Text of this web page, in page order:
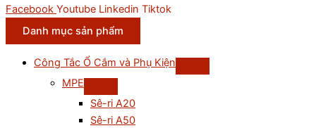
Facebook Youtube Linkedin Tiktok
Danh mục sản phẩm
Công Tắc Ổ Cắm và Phụ Kiện
MPE
Sê-ri A20
Sê-ri A50